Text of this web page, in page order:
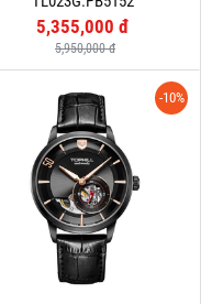
5,355,000 đ
5,950,000 đ
-10%